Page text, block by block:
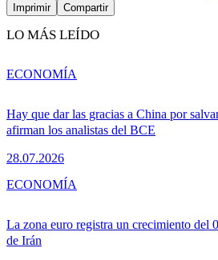
Imprimir Compartir
LO MÁS LEÍDO
Hay que dar las gracias a China por
afirman los analistas del BCE
28.07.2026
ECONOMÍA
La zona euro registra un crecimiento del
de Irán
ECONOMÍA